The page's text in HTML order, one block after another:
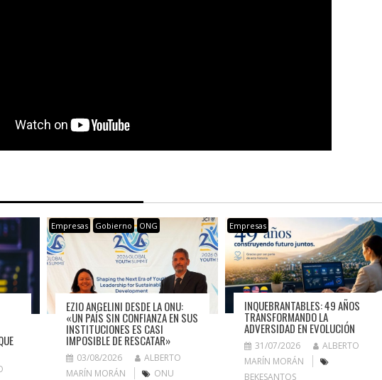
Empresas Gobierno ONG
EZIO ANGELINI DESDE LA ONU:
«UN PAÍS SIN CONFIANZA EN SUS
INSTITUCIONES ES CASI
IMPOSIBLE DE RESCATAR»
03/08/2026
ALBERTO
MARÍN MORÁN
ONU
Empresas
INQUEBRANTABLES: 49 AÑOS
TRANSFORMANDO LA
ADVERSIDAD EN EVOLUCIÓN
31/07/2026
ALBERTO
MARÍN MORÁN
BEKESANTOS